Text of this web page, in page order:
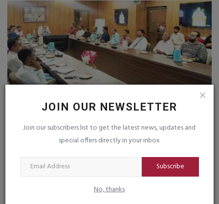
JOIN OUR NEWSLETTER
Join our subscribers list to get the latest news, updates and
special offers directly in your inbox
Subscribe
No, thanks
રાજકોટ ટપાલ વિભાગે ગ્રાહકોને પ્રીમિયમ સ્પીડ સેવા અંગે
saurashtrabhoomi Mar 19, 2026 0